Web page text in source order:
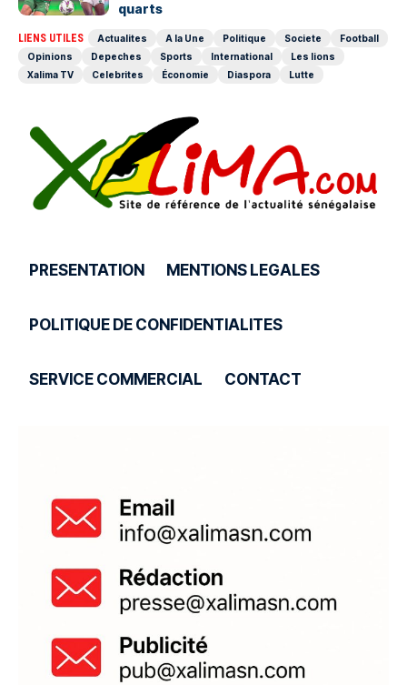
quarts
LIENS UTILES Actualites A la Une Politique Societe
Football
Opinions
Depeches Sports International
Les lions
Xalima TV
Celebrites Économie Diaspora Lutte
PRESENTATION MENTIONS LEGALES
POLITIQUE DE CONFIDENTIALITES
SERVICE COMMERCIAL CONTACT